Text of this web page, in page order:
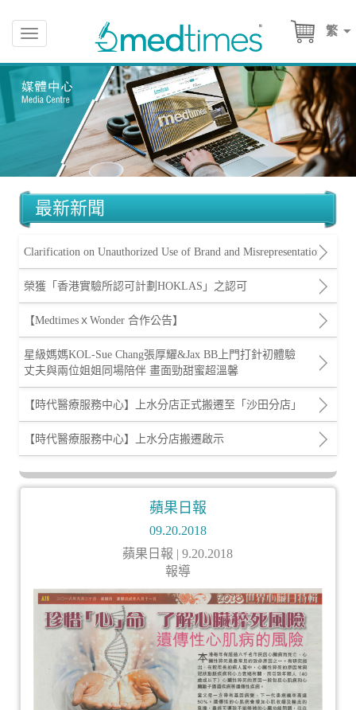
繁
Toggle
navigation
最新新聞
Clarification on Unauthorized Use of Brand and Misrepresentation
榮獲「香港實驗所認可計劃HOKLAS」之認可
【MedtimesｘWonder 合作公告】
星級媽媽KOL-Sue Chang張厚耀&Jax BB上門打針初體驗
丈夫與兩位姐姐同場陪伴 畫面勁甜蜜超溫馨
【時代醫療服務中心】上水分店正式搬遷至「沙田分店」
【時代醫療服務中心】上水分店搬遷啟示
蘋果日報
09.20.2018
蘋果日報 | 9.20.2018
報導